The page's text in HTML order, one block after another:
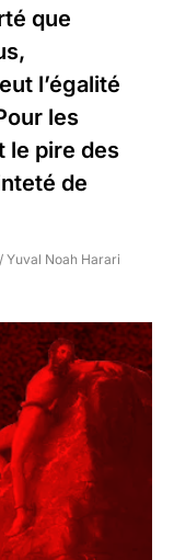
que
l’égalité
les
le pire des
de
Yuval Noah Harari